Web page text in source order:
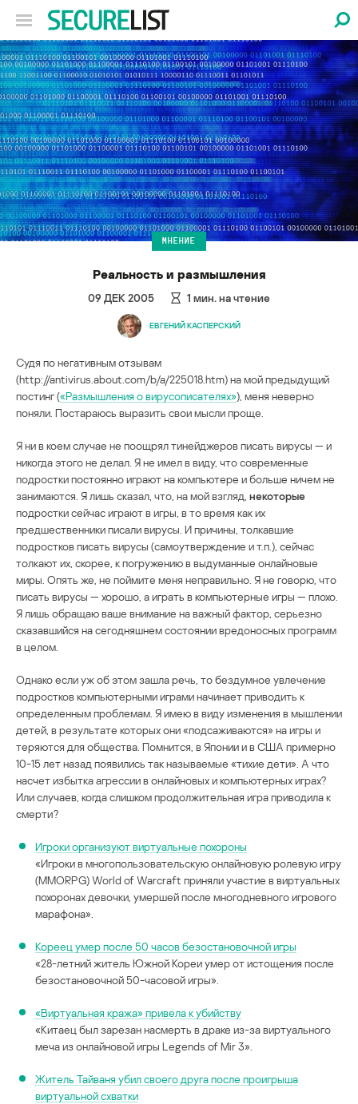
МНЕНИЕ
Реальность и размышления
09 ДЕК 2005 1 мин. на чтение
ЕВГЕНИЙ КАСПЕРСКИЙ
Судя по негативным отзывам
(http://antivirus.about.com/b/a/225018.htm) на мой предыдущий
постинг («Размышления о вирусописателях»), меня неверно
поняли. Постараюсь выразить свои мысли проще.
Я ни в коем случае не поощрял тинейджеров писать вирусы — и
никогда этого не делал. Я не имел в виду, что современные
подростки постоянно играют на компьютере и больше ничем не
занимаются. Я лишь сказал, что, на мой взгляд, некоторые
подростки сейчас играют в игры, в то время как их
предшественники писали вирусы. И причины, толкавшие
подростков писать вирусы (самоутверждение и т.п.), сейчас
толкают их, скорее, к погружению в выдуманные онлайновые
миры. Опять же, не поймите меня неправильно. Я не говорю, что
писать вирусы — хорошо, а играть в компьютерные игры — плохо.
Я лишь обращаю ваше внимание на важный фактор, серьезно
сказавшийся на сегодняшнем состоянии вредоносных программ
в целом.
Однако если уж об этом зашла речь, то бездумное увлечение
подростков компьютерными играми начинает приводить к
определенным проблемам. Я имею в виду изменения в мышлении
детей, в результате которых они «подсаживаются» на игры и
теряются для общества. Помнится, в Японии и в США примерно
10-15 лет назад появились так называемые «тихие дети». А что
насчет избытка агрессии в онлайновых и компьютерных играх?
Или случаев, когда слишком продолжительная игра приводила к
смерти?
Игроки организуют виртуальные похороны
«Игроки в многопользовательскую онлайновую ролевую игру
(MMORPG) World of Warcraft приняли участие в виртуальных
похоронах девочки, умершей после многодневного игрового
марафона».
Кореец умер после 50 часов безостановочной игры
«28-летний житель Южной Кореи умер от истощения после
безостановочной 50-часовой игры».
«Виртуальная кража» привела к убийству
«Китаец был зарезан насмерть в драке из-за виртуального
меча из онлайновой игры Legends of Mir 3».
Житель Тайваня убил своего друга после проигрыша
виртуальной схватки